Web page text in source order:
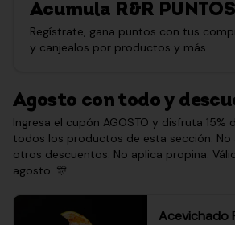
Acumula R&R PUNTOS
Regístrate, gana puntos con tus
y canjealos por productos y más
Agosto con todo y
Ingresa el cupón AGOSTO y disfruta 15%
todos los productos de esta sección. No
otros descuentos. No aplica propina.
agosto. 🎊
Acevichado